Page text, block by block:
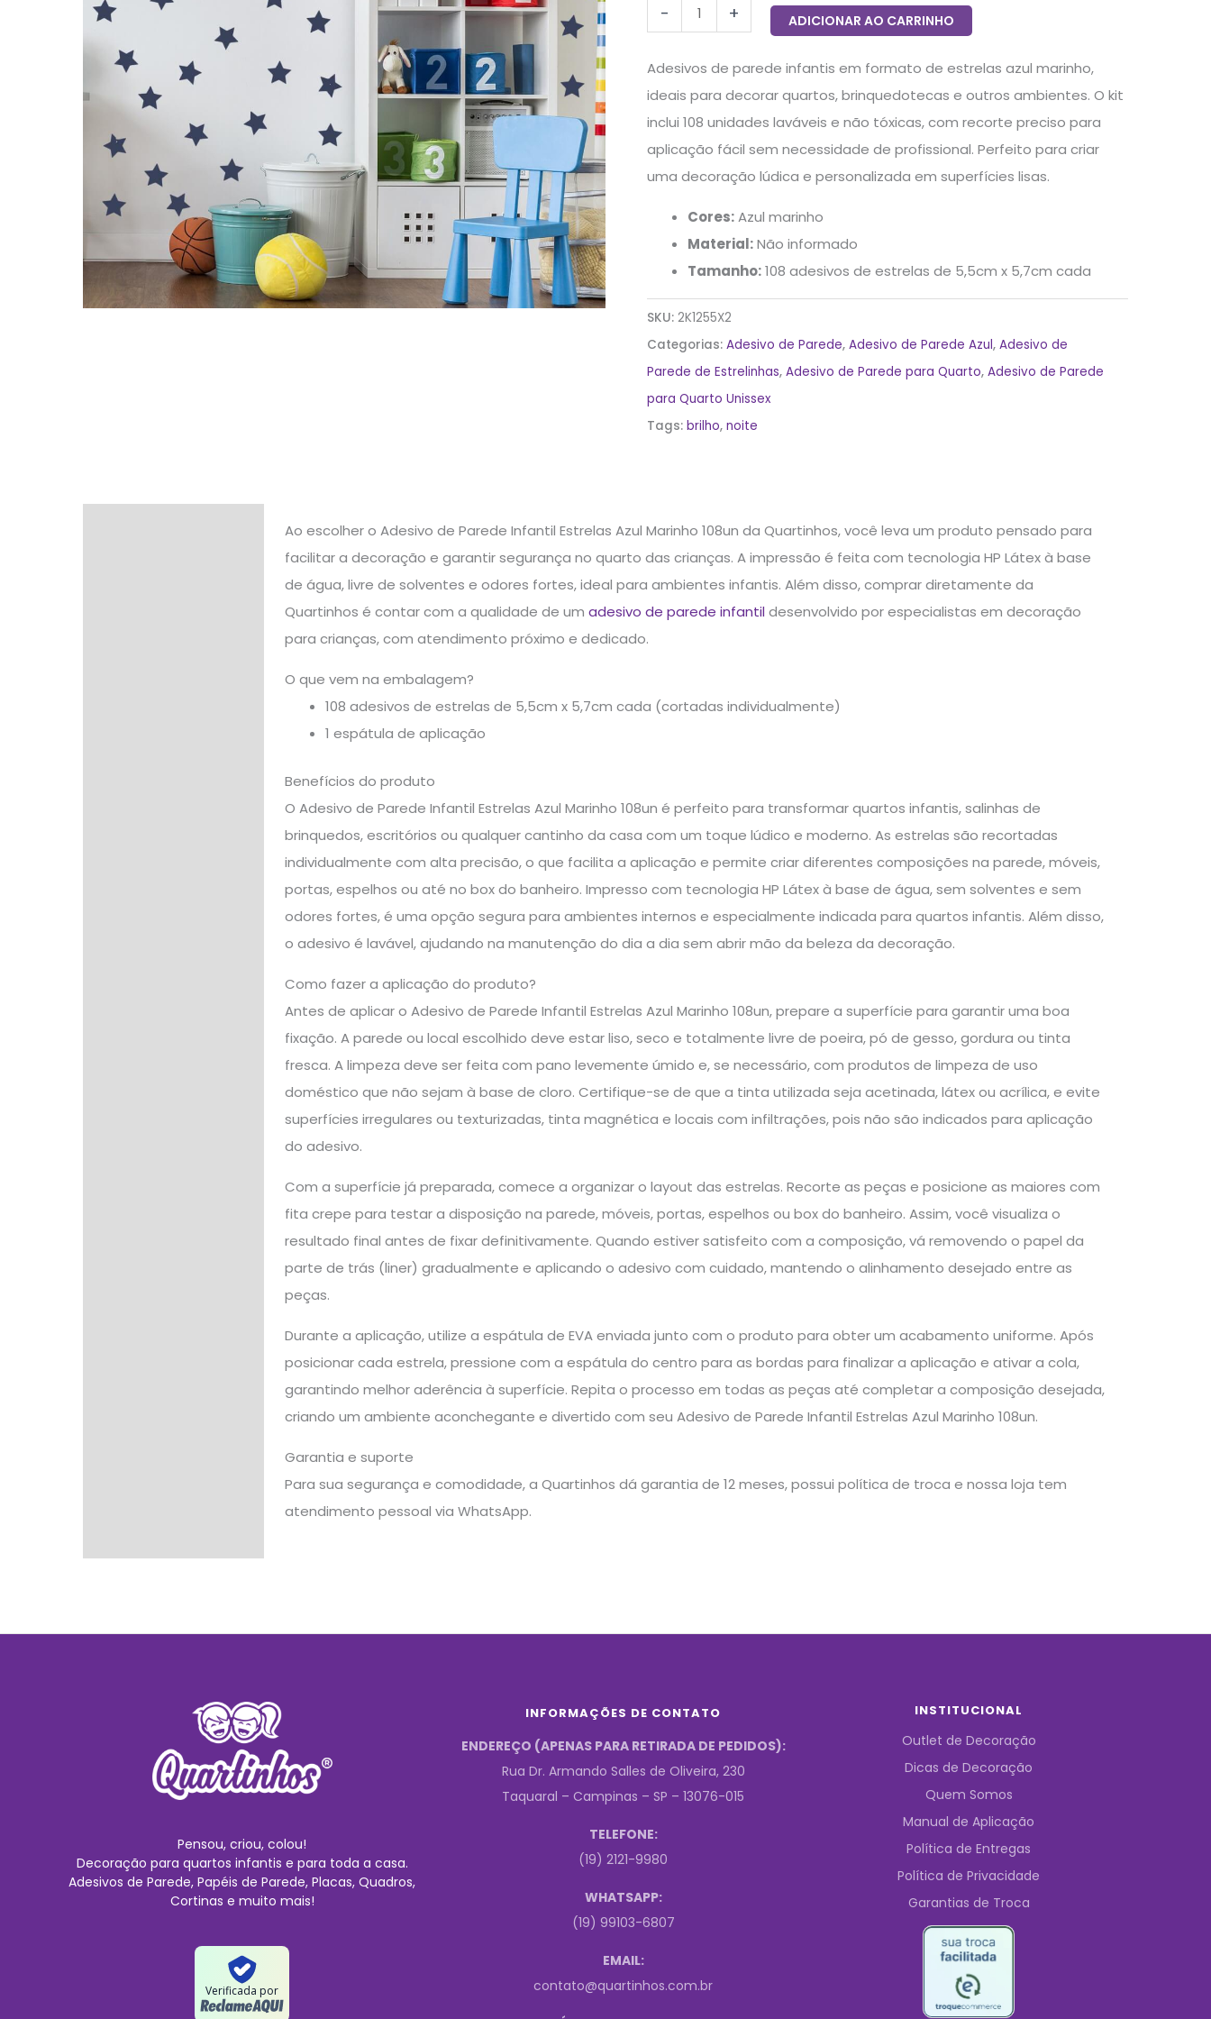
-
quantidade
+ ADICIONAR AO CARRINHO
Adesivos de parede infantis em formato de estrelas azul marinho,
ideais para decorar quartos, brinquedotecas e outros ambientes. O kit
inclui 108 unidades laváveis e não tóxicas, com recorte preciso para
aplicação fácil sem necessidade de profissional. Perfeito para criar
uma decoração lúdica e personalizada em superfícies lisas.
Cores:Azul marinho
Material:Não informado
Tamanho:108 adesivos de estrelas de 5,5cm x 5,7cm cada
SKU:2K1255X2
Categorias:Adesivo de Parede,Adesivo de Parede Azul,Adesivo de
Parede de Estrelinhas,Adesivo de Parede para Quarto,Adesivo de Parede
para Quarto Unissex
Tags:brilho,noite
Ao escolher o Adesivo de Parede Infantil Estrelas Azul Marinho 108un da Quartinhos, você leva um produto pensado para
facilitar a decoração e garantir segurança no quarto das crianças. A impressão é feita com tecnologia HP Látex à base
de água, livre de solventes e odores fortes, ideal para ambientes infantis. Além disso, comprar diretamente da
Quartinhos é contar com a qualidade de um adesivo de parede infantil desenvolvido por especialistas em decoração
para crianças, com atendimento próximo e dedicado.
O que vem na embalagem?
108 adesivos de estrelas de 5,5cm x 5,7cm cada (cortadas individualmente)
1 espátula de aplicação
Benefícios do produto
O Adesivo de Parede Infantil Estrelas Azul Marinho 108un é perfeito para transformar quartos infantis, salinhas de
brinquedos, escritórios ou qualquer cantinho da casa com um toque lúdico e moderno. As estrelas são recortadas
individualmente com alta precisão, o que facilita a aplicação e permite criar diferentes composições na parede, móveis,
portas, espelhos ou até no box do banheiro. Impresso com tecnologia HP Látex à base de água, sem solventes e sem
odores fortes, é uma opção segura para ambientes internos e especialmente indicada para quartos infantis. Além disso,
o adesivo é lavável, ajudando na manutenção do dia a dia sem abrir mão da beleza da decoração.
Como fazer a aplicação do produto?
Antes de aplicar o Adesivo de Parede Infantil Estrelas Azul Marinho 108un, prepare a superfície para garantir uma boa
fixação. A parede ou local escolhido deve estar liso, seco e totalmente livre de poeira, pó de gesso, gordura ou tinta
fresca. A limpeza deve ser feita com pano levemente úmido e, se necessário, com produtos de limpeza de uso
doméstico que não sejam à base de cloro. Certifique-se de que a tinta utilizada seja acetinada, látex ou acrílica, e evite
superfícies irregulares ou texturizadas, tinta magnética e locais com infiltrações, pois não são indicados para aplicação
do adesivo.
Com a superfície já preparada, comece a organizar o layout das estrelas. Recorte as peças e posicione as maiores com
fita crepe para testar a disposição na parede, móveis, portas, espelhos ou box do banheiro. Assim, você visualiza o
resultado final antes de fixar definitivamente. Quando estiver satisfeito com a composição, vá removendo o papel da
parte de trás (liner) gradualmente e aplicando o adesivo com cuidado, mantendo o alinhamento desejado entre as
peças.
Durante a aplicação, utilize a espátula de EVA enviada junto com o produto para obter um acabamento uniforme. Após
posicionar cada estrela, pressione com a espátula do centro para as bordas para finalizar a aplicação e ativar a cola,
garantindo melhor aderência à superfície. Repita o processo em todas as peças até completar a composição desejada,
criando um ambiente aconchegante e divertido com seu Adesivo de Parede Infantil Estrelas Azul Marinho 108un.
Garantia e suporte
Para sua segurança e comodidade, a Quartinhos dá garantia de 12 meses, possui política de troca e nossa loja tem
atendimento pessoal via WhatsApp.
Pensou, criou, colou!
Decoração para quartos infantis e para toda a casa.
Adesivos de Parede, Papéis de Parede, Placas, Quadros,
Cortinas e muito mais!
Verificada por
INFORMAÇÕES DE CONTATO
ENDEREÇO (APENAS PARA RETIRADA DE PEDIDOS):
Rua Dr. Armando Salles de Oliveira, 230
Taquaral – Campinas – SP – 13076-015
TELEFONE:
(19) 2121-9980
WHATSAPP:
(19) 99103-6807
EMAIL:
contato@quartinhos.com.br
INSTITUCIONAL
Outlet de Decoração
Dicas de Decoração
Quem Somos
Manual de Aplicação
Política de Entregas
Política de Privacidade
Garantias de Troca